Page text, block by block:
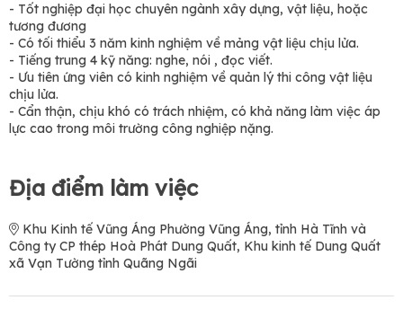
- Tốt nghiệp đại học chuyên ngành xây dựng, vật liệu, hoặc
tương đương
- Có tối thiểu 3 năm kinh nghiệm về mảng vật liệu chịu lửa.
- Tiếng trung 4 kỹ năng: nghe, nói , đọc viết.
- Ưu tiên ứng viên có kinh nghiệm về quản lý thi công vật liệu
chịu lửa.
- Cẩn thận, chịu khó có trách nhiệm, có khả năng làm việc áp
lực cao trong môi trường công nghiệp nặng.
Địa điểm làm việc
Khu Kinh tế Vũng Áng Phường Vũng Áng, tỉnh Hà Tĩnh và
Công ty CP thép Hoà Phát Dung Quất, Khu kinh tế Dung Quất
xã Vạn Tường tỉnh Quãng Ngãi